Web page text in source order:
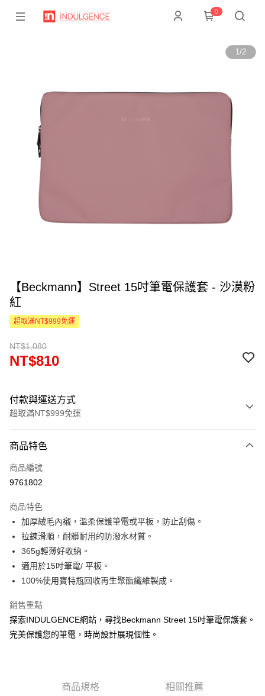
0
1/2
【Beckmann】Street 15吋筆電保護套 - 沙漠粉
紅
超取滿NT$999免運
NT$1,080
NT$810
付款與運送方式
超取滿NT$999免運
信用卡一次付款
LINE Pay
街口支付
悠遊付
AFTEE先享後付
相關說明
AFTEE先享後付是「在收到商品之後才付款」的支付方式。 讓您購物簡單
便利好安心！
１．簡單：不需註冊會員、不需綁卡、不需儲值。
２．便利：只要手機號碼，簡訊認證，即可結帳。
結帳頁面，進行簡訊認證並確認金額後，即可完成結帳。
ATM付款
貨到付款
每筆NT$80，滿NT$999(含以上)免運費
商品特色
商品編號
9761802
商品特色
加厚絨毛內襯，溫柔保護筆電或平板，防止刮傷。
拉鍊滑順，耐髒耐用的防潑水材質。
365g輕薄好收納。
適用於15吋筆電/ 平板。
100%使用寶特瓶回收再生聚酯纖維製成。
銷售重點
探索INDULGENCE網站，尋找Beckmann Street 15吋筆電保護套。
完美保護您的筆電，時尚設計展現個性。
商品規格 相關推薦